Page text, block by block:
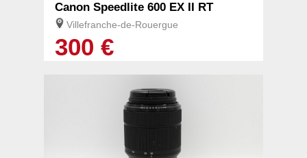
Canon Speedlite 600 EX II RT
Villefranche-de-Rouergue
300 €